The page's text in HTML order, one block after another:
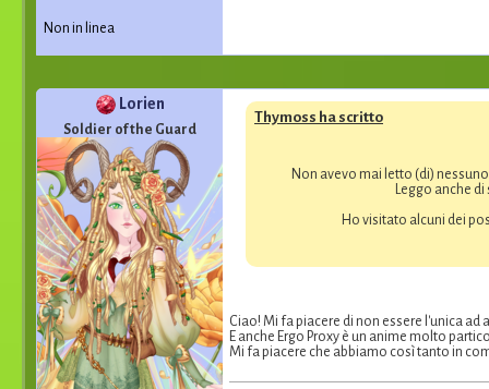
Non in linea
Lorien
Soldier of the Guard
Thymoss ha scritto
Non avevo mai letto (di)
Leggo anche
Ho visitato alcuni dei
Ciao! Mi fa piacere di non essere l'unica ad
E anche Ergo Proxy è un anime molto
Mi fa piacere che abbiamo così tanto in